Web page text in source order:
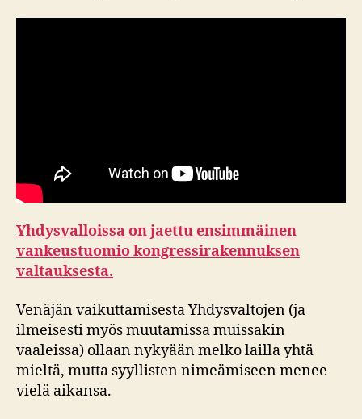
Yhdysvalloissa on jaettu ensimmäinen
vankeustuomio kongressirakennuksen
valtauksesta.
Venäjän vaikuttamisesta Yhdysvaltojen (ja
ilmeisesti myös muutamissa muissakin
vaaleissa) ollaan nykyään melko lailla yhtä
mieltä, mutta syyllisten nimeämiseen menee
vielä aikansa.